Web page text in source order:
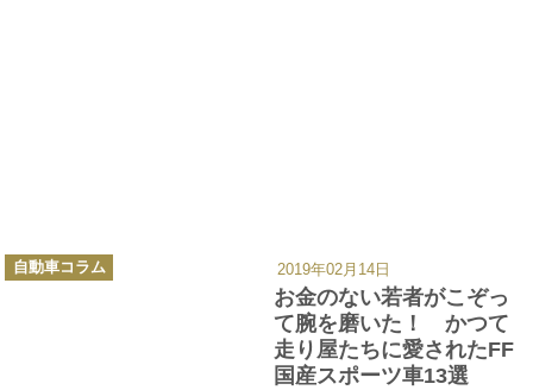
お金のない若者がこぞっ
て腕を磨いた！ かつて
走り屋たちに愛されたFF
国産スポーツ車13選
カ
テ
自動車コラム 2019年02月14日